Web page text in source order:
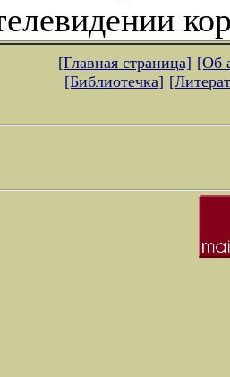
[Главная страница] [Об
[Библиотечка]